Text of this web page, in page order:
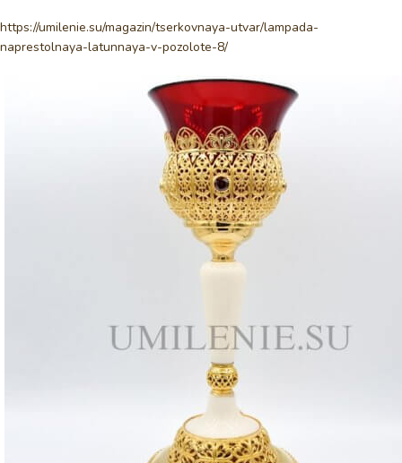
https://umilenie.su/magazin/tserkovnaya-utvar/lampada-
naprestolnaya-latunnaya-v-pozolote-8/